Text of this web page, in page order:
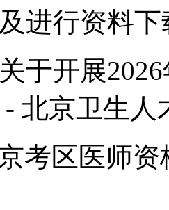
进行资料下
于开展2026
- 北京卫生
考区医师